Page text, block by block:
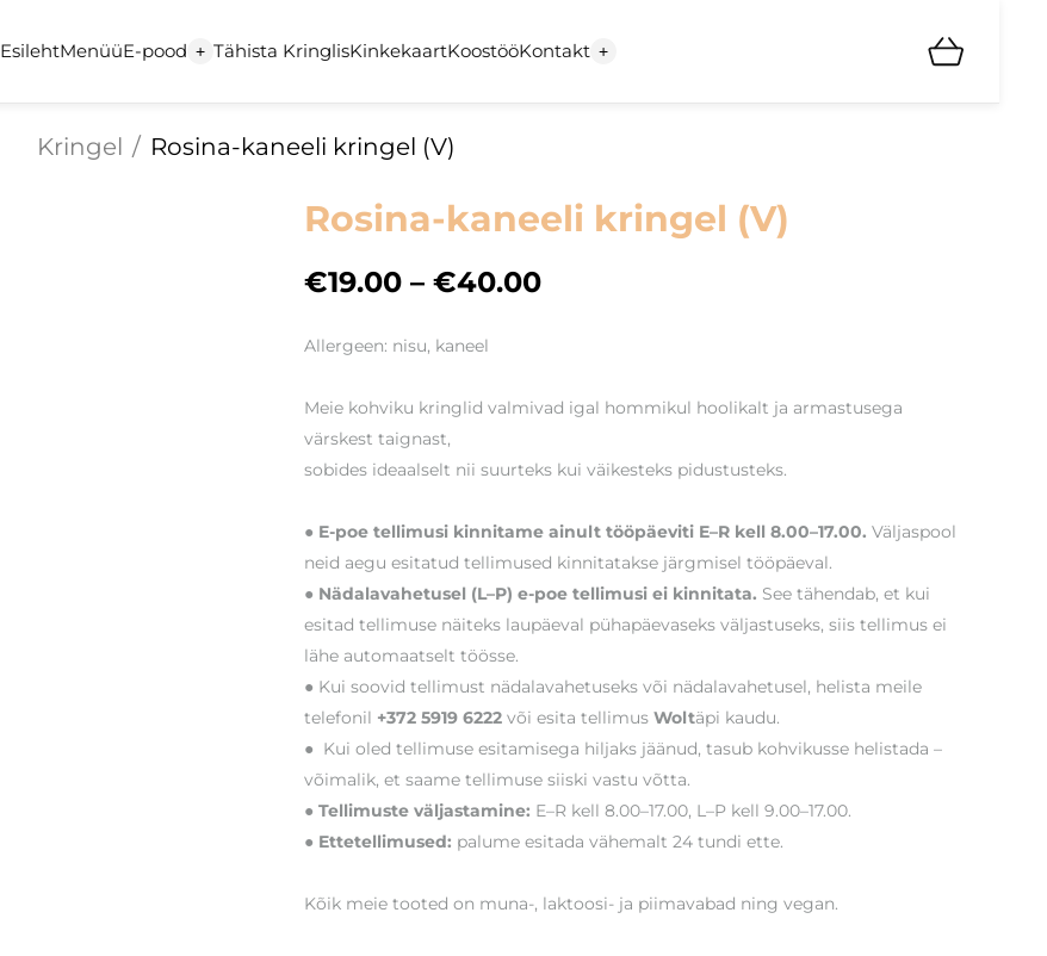
EsilehtMenüüE-pood + Tähista KringlisKinkekaartKoostööKontakt +
Kringel / Rosina-kaneeli kringel (V)
Rosina-kaneeli kringel (V)
€19.00– €40.00
Allergeen: nisu, kaneel
Meie kohviku kringlid valmivad igal hommikul hoolikalt ja armastusega
värskest taignast,
sobides ideaalselt nii suurteks kui väikesteks pidustusteks.
● E-poe tellimusi kinnitame ainult tööpäeviti E–R kell 8.00–17.00. Väljaspool
neid aegu esitatud tellimused kinnitatakse järgmisel tööpäeval.
● Nädalavahetusel (L–P) e-poe tellimusi ei kinnitata. See tähendab, et kui
esitad tellimuse näiteks laupäeval pühapäevaseks väljastuseks, siis tellimus ei
lähe automaatselt töösse.
● Kui soovid tellimust nädalavahetuseks või nädalavahetusel, helista meile
telefonil +372 5919 6222või esita tellimus Woltäpi kaudu.
● Kui oled tellimuse esitamisega hiljaks jäänud, tasub kohvikusse helistada –
võimalik, et saame tellimuse siiski vastu võtta.
● Tellimuste väljastamine: E–R kell 8.00–17.00, L–P kell 9.00–17.00.
● Ettetellimused: palume esitada vähemalt 24 tundi ette.
Kõik meie tooted on muna-, laktoosi- ja piimavabad ning vegan.